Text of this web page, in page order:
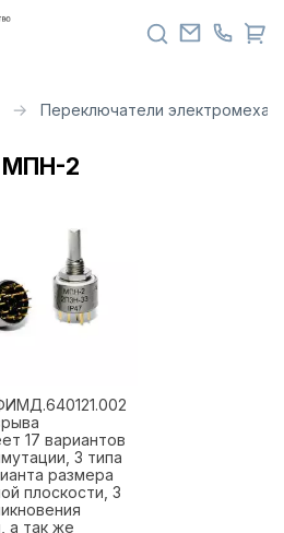
Переключатели
МПН-2
17 вариантов
3 типа
размера
плоскости, 3
а так же